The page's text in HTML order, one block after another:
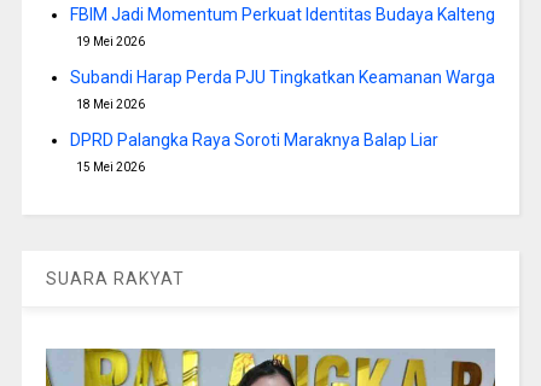
FBIM Jadi Momentum Perkuat Identitas Budaya Kalteng
19 Mei 2026
Subandi Harap Perda PJU Tingkatkan Keamanan Warga
18 Mei 2026
DPRD Palangka Raya Soroti Maraknya Balap Liar
15 Mei 2026
SUARA RAKYAT